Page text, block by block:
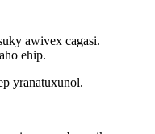
awivex cagasi.
ehip.
yranatuxunol.